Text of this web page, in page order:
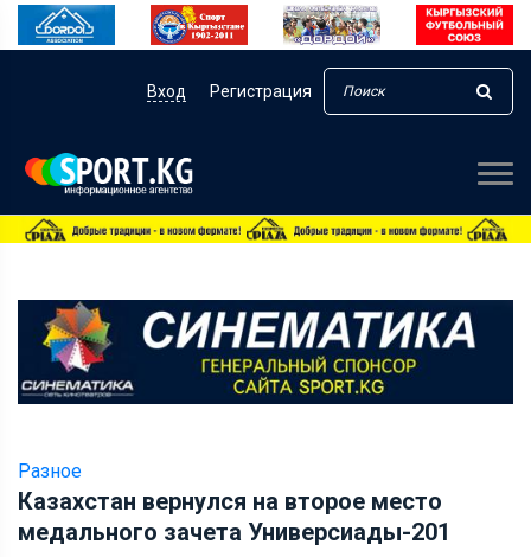
Вход Регистрация
Разное
Казахстан вернулся на второе место
медального зачета Универсиады-201